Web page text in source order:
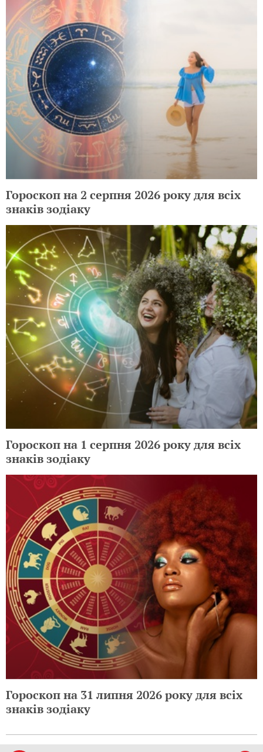
Гороскоп на 2 серпня 2026 року для всіх
знаків зодіаку
Гороскоп на 1 серпня 2026 року для всіх
знаків зодіаку
Гороскоп на 31 липня 2026 року для всіх
знаків зодіаку